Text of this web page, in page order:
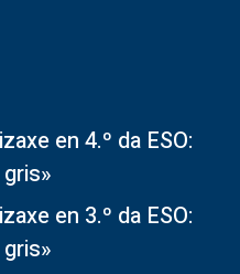
en 4.º da ESO:
en 3.º da ESO: